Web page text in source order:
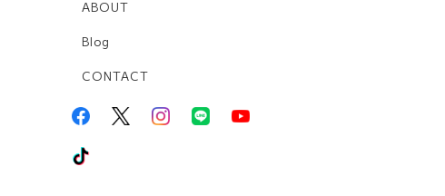
ABOUT
Blog
CONTACT